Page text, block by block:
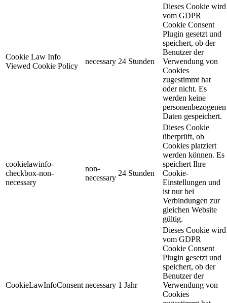
Cookie Law Info
Viewed Cookie Policy
necessary 24 Stunden
Dieses Cookie wird
vom GDPR
Cookie Consent
Plugin gesetzt und
speichert, ob der
Benutzer der
Verwendung von
Cookies
zugestimmt hat
oder nicht. Es
werden keine
personenbezogenen
Daten gespeichert.
cookielawinfo-
checkbox-non-
necessary
non-
necessary
24 Stunden
Dieses Cookie
überprüft, ob
Cookies platziert
werden können. Es
speichert Ihre
Cookie-
Einstellungen und
ist nur bei
Verbindungen zur
gleichen Website
gültig.
CookieLawInfoConsent necessary 1 Jahr
Dieses Cookie wird
vom GDPR
Cookie Consent
Plugin gesetzt und
speichert, ob der
Benutzer der
Verwendung von
Cookies